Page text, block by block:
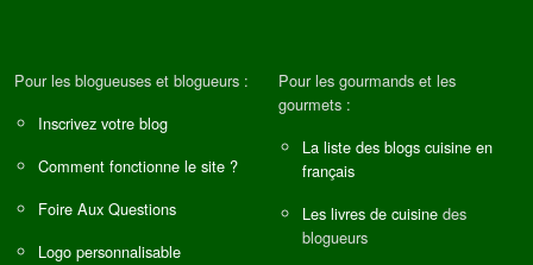
Pour les blogueuses et blogueurs :
Inscrivez votre blog
Comment fonctionne le site ?
Foire Aux Questions
Logo personnalisable
Pour les gourmands et les
gourmets :
La liste des blogs cuisine en
français
Les livres de cuisine des
blogueurs